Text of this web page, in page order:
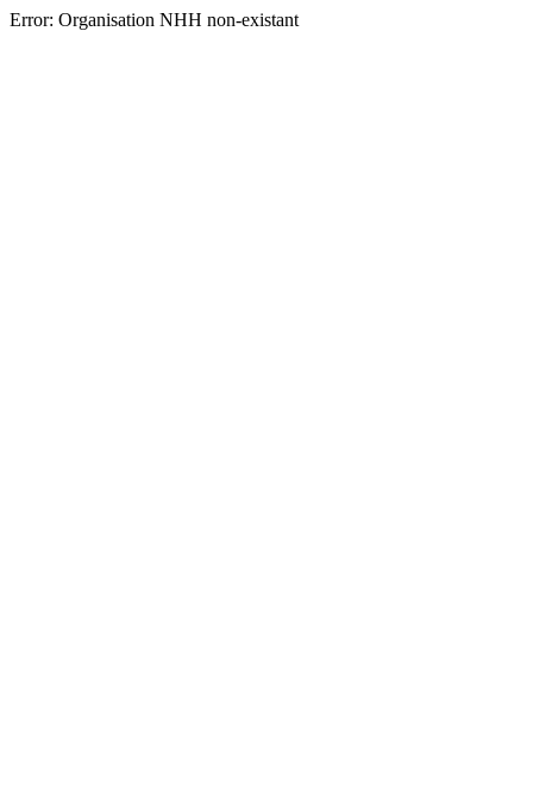
Error: Organisation NHH non-existant